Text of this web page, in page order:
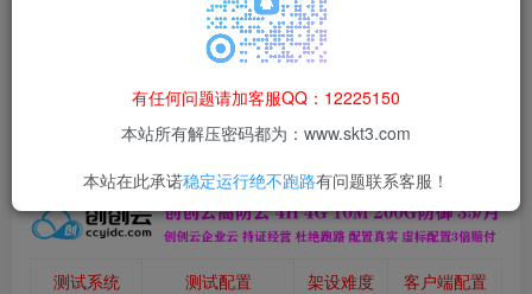
本站资源仅用于学习交流，禁止商业运营与违法、侵权
果由使用者自行承担。
测试系统 测试配置 架设难度
客户端配置
有任何问题请加客服QQ：12225150
本站所有解压密码都为：www.skt3.com
本站在此承诺稳定运行绝不跑路有问题联系客服！